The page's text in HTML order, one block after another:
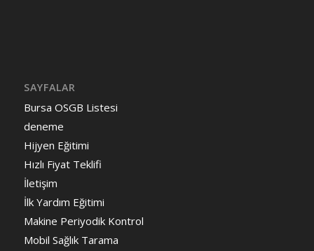
SAYFALAR
Bursa OSGB Listesi
deneme
Hijyen Eğitimi
Hızlı Fiyat Teklifi
İletişim
İlk Yardım Eğitimi
Makine Periyodik Kontrol
Mobil Sağlık Tarama